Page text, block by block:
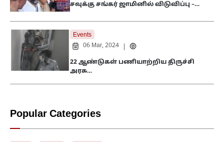
சவுக்கு சங்கர் ஜாமினில் விடுவிப்பு –…
Events
06 Mar, 2024
22 ஆண்டுகள் பணியாற்றிய திருச்சி
அரசு…
Popular Categories